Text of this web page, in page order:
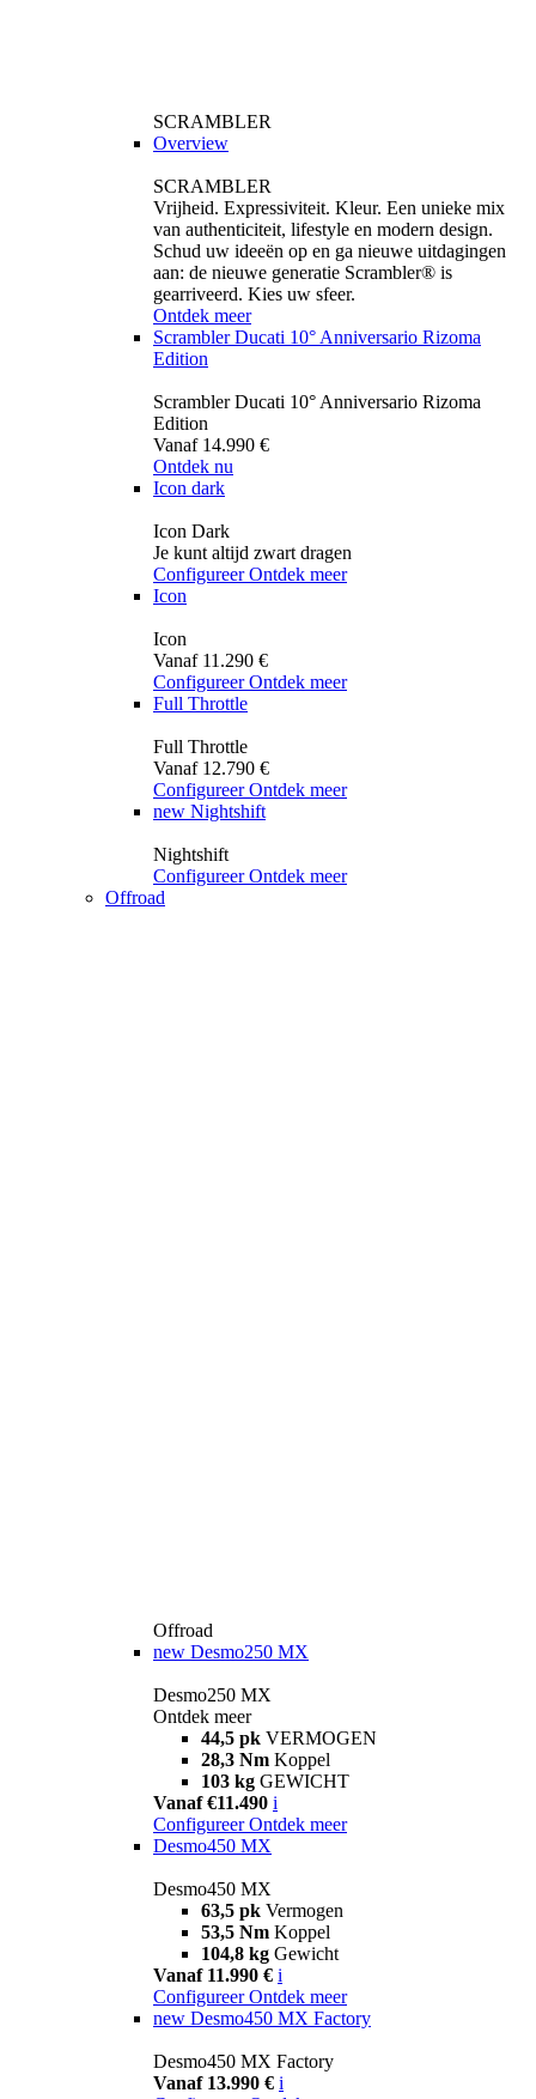
SCRAMBLER
Overview
SCRAMBLER
Vrijheid. Expressiviteit. Kleur. Een unieke mix
van authenticiteit, lifestyle en modern design.
Schud uw ideeën op en ga nieuwe uitdagingen
aan: de nieuwe generatie Scrambler® is
gearriveerd. Kies uw sfeer.
Ontdek meer
Scrambler Ducati 10° Anniversario Rizoma
Edition
Scrambler Ducati 10° Anniversario Rizoma
Edition
Vanaf 14.990 €
Ontdek nu
Icon dark
Icon Dark
Je kunt altijd zwart dragen
Configureer Ontdek meer
Icon
Icon
Vanaf 11.290 €
Configureer Ontdek meer
Full Throttle
Full Throttle
Vanaf 12.790 €
Configureer Ontdek meer
new Nightshift
Nightshift
Configureer Ontdek meer
Offroad
Offroad
new Desmo250 MX
Desmo250 MX
Ontdek meer
44,5 pk VERMOGEN
28,3 Nm Koppel
103 kg GEWICHT
Vanaf €11.490 i
Configureer Ontdek meer
Desmo450 MX
Desmo450 MX
63,5 pk Vermogen
53,5 Nm Koppel
104,8 kg Gewicht
Vanaf 11.990 € i
Configureer Ontdek meer
new Desmo450 MX Factory
Desmo450 MX Factory
Vanaf 13.990 € i